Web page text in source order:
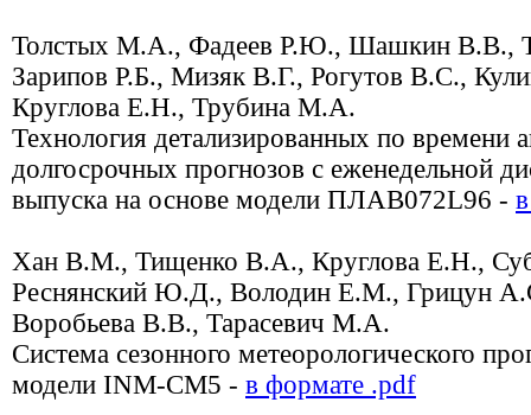
Толстых М.А., Фадеев Р.Ю., Шашкин В.В.,
Зарипов Р.Б., Мизяк В.Г., Рогутов В.С.,
Круглова Е.Н., Трубина М.А.
Технология детализированных по времени
долгосрочных прогнозов с еженедельной
выпуска на основе модели ПЛАВ072L96 -
Хан В.М., Тищенко В.А., Круглова Е.Н.,
Реснянский Ю.Д., Володин Е.М., Грицун
Воробьева В.В., Тарасевич М.А.
Система сезонного метеорологического
модели INM-CM5 - в формате .pdf